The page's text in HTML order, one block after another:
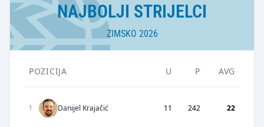
NAJBOLJI STRIJELCI
ZIMSKO 2026
POZICIJA U P AVG
1 Danijel Krajačić 11 242 22